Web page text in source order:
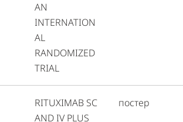
AN
INTERNATION
AL
RANDOMIZED
TRIAL
RITUXIMAB SC
AND IV PLUS
постер